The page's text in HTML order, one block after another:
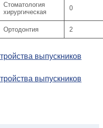
Стоматология
хирургическая
0
Ортодонтия 2
выпускников
выпускников